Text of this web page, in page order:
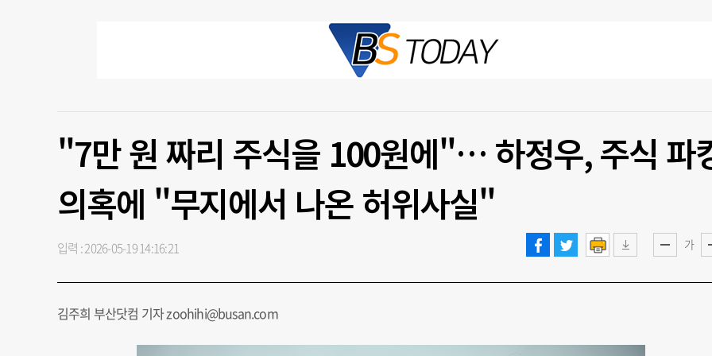
"7만 원 짜리 주식을 100원에"… 하정우, 주식 파
의혹에 "무지에서 나온 허위사실"
가
입력 : 2026-05-19 14:16:21
김주희 부산닷컴 기자 zoohihi@busan.com